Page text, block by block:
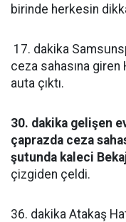
birinde herkesin
17. dakika
ceza sahasına
auta çıktı.
30. dakika gelişen
çaprazda ceza
şutunda kaleci
çizgiden çeldi.
36. dakika Atakaş